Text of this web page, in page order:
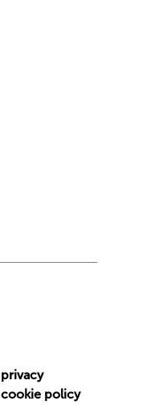
privacy
cookie policy